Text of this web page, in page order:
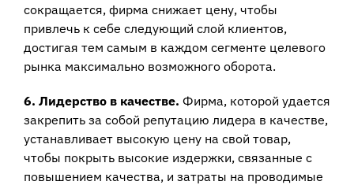
сокращается, фирма снижает цену, чтобы
привлечь к себе следующий слой клиентов,
достигая тем самым в каждом сегменте целевого
рынка максимально возможного оборота.
6. Лидерство в качестве. Фирма, которой удается
закрепить за собой репутацию лидера в качестве,
устанавливает высокую цену на свой товар,
чтобы покрыть высокие издержки, связанные с
повышением качества, и затраты на проводимые